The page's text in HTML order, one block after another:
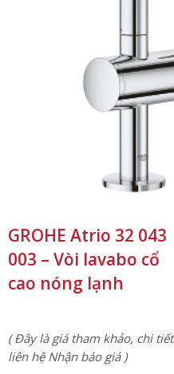
GROHE Atrio 32 043
003 – Vòi lavabo cổ
cao nóng lạnh
( Đây là giá tham khảo, chi tiết
liên hệ Nhận báo giá )